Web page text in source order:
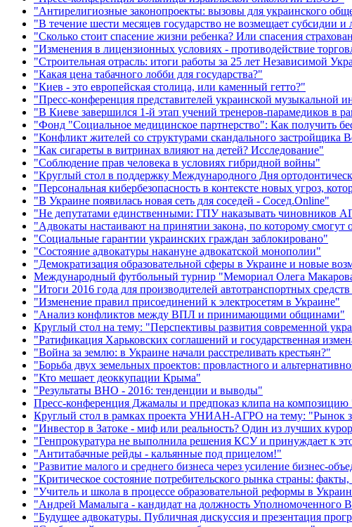
"Антирелигиозные законопроекты: вызовы для украинского
"В течение шести месяцев государство не возмещает субсидии
"Сколько стоит спасение жизни ребенка? Или спасения
"Изменения в лицензионных условиях - противодействие
"Строительная отрасль: итоги работы за 25 лет Независимой
"Какая цена табачного лобби для государства?"
"Киев - это европейская столица, или каменный гетто?"
"Пресс-конференция представителей украинской музыкальной
"В Киеве завершился 1-й этап учений тренеров-парамедиков в
"Фонд "Социальное медицинское партнерство": Как получить
"Конфликт жителей со структурами скандального застройщика
"Как сигареты в витринах влияют на детей? Исследование"
"Соблюдение прав человека в условиях гибридной войны"
"Круглый стол в поддержку Международного Дня
"Персональная кибербезопасность в контексте новых угроз,
"В Украине появилась новая сеть для соседей - Сосед.Online"
"Не депутатами единственными: ГПУ наказывать чиновников
"Адвокаты настаивают на принятии закона, по которому смогут
"Социальные гарантии украинских граждан заблокировано"
"Состояние адвокатуры накануне адвокатской монополии"
"Демократизация образовательной сферы в Украине и новые
Международный футбольный турнир "Мемориал Олега
"Итоги 2016 года для производителей автотранспортных
"Изменение правил присоединений к электросетям в Украине"
"Анализ конфликтов между ВПЛ и принимающими общинами"
Круглый стол на тему: "Перспективы развития современной
"Ратификация Харьковских соглашений и государственная
"Война за землю: в Украине начали расстреливать крестьян?"
"Борьба двух земельных проектов: провластного и
"Кто мешает деоккупации Крыма"
"Результаты ВНО - 2016: тенденции и выводы"
Пресс-конференция Джамалы и предпоказ клипа на композицию
Круглый стол в рамках проекта УНИАН-АГРО на тему: "Рынок
"Инвестор в Затоке - миф или реальность? Один из лучших
"Генпрокуратура не выполнила решения КСУ и принуждает к
"Антитабачные рейды - кальянные под прицелом!"
"Развитие малого и среднего бизнеса через усиление бизнес-
"Критическое состояние потребительского рынка страны:
"Учитель и школа в процессе образовательной реформы в
"Андрей Мамалыга - кандидат на должность Уполномоченного
"Будущее адвокатуры. Публичная дискуссия и презентация